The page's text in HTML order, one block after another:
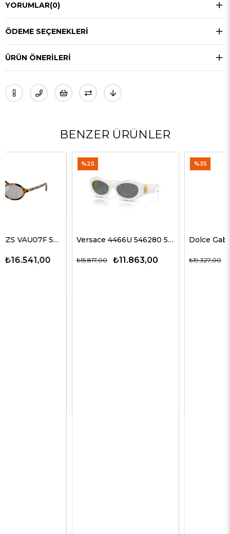
YORUMLAR(0)
ÖDEME SEÇENEKLERI
ÜRÜN ÖNERILERI
BENZER ÜRÜNLER
Versace 4466U 546280 54 G Kadın Güneş Gözlükleri
₺11.863,00
₺15.817,00
Dolce Gabbana 4469 501/87 59 G Kadın Güneş Gözlükleri
₺12.563,00
₺19.327,00